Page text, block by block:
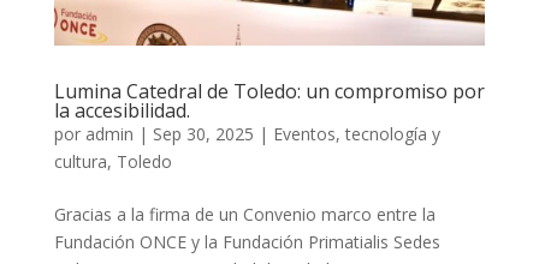
Lumina Catedral de Toledo: un compromiso por
la accesibilidad.
por admin | Sep 30, 2025 | Eventos, tecnología y
cultura, Toledo
Gracias a la firma de un Convenio marco entre la
Fundación ONCE y la Fundación Primatialis Sedes